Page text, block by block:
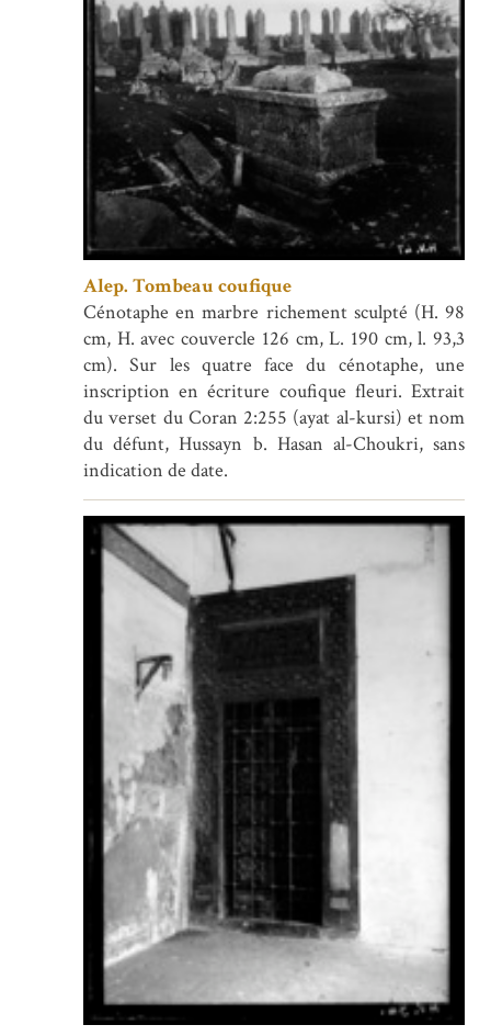
Alep. Tombeau coufique
Cénotaphe en marbre richement sculpté (H. 98
cm, H. avec couvercle 126 cm, L. 190 cm, l. 93,3
cm). Sur les quatre face du cénotaphe, une
inscription en écriture coufique fleuri. Extrait
du verset du Coran 2:255 (ayat al-kursi) et nom
du défunt, Hussayn b. Hasan al-Choukri, sans
indication de date.